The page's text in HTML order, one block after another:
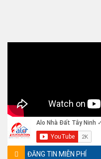
ĐĂNG TIN MIỄN PHÍ